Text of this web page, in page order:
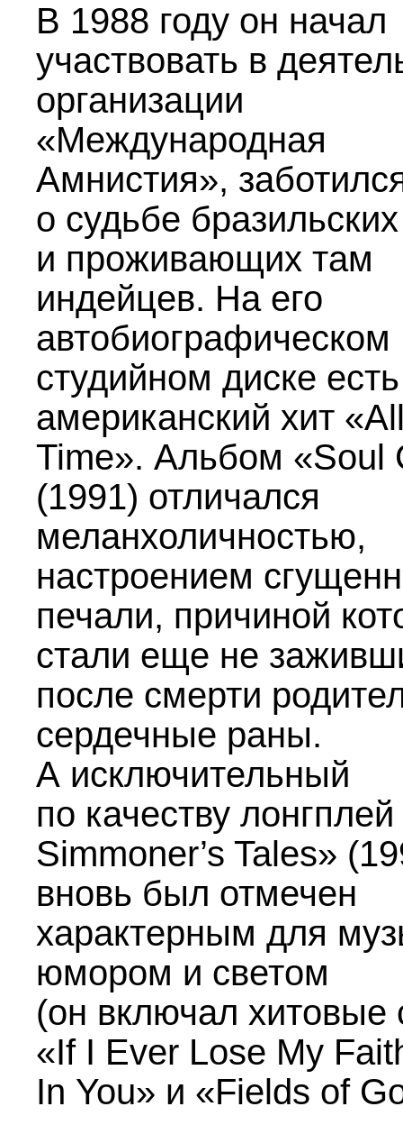
В 1988 году он начал
участвовать в
организации
«Международная
Амнистия»,
о судьбе
и проживающих там
индейцев. На его
автобиографическом
студийном диске есть
американский хит
Time». Альбом «Soul
(1991) отличался
меланхоличностью,
настроением
печали, причиной
стали еще не
после смерти
сердечные раны.
А исключительный
по качеству
Simmoner’s Tales»
вновь был отмечен
характерным для
юмором и светом
(он включал хитовые
«If I Ever Lose My
In You» и «Fields of